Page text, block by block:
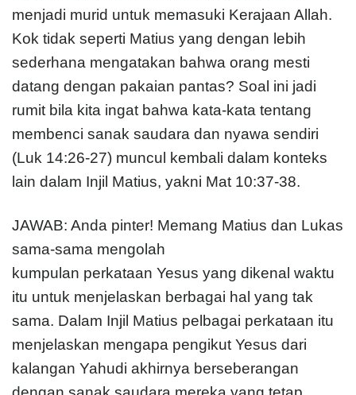
menjadi murid untuk memasuki Kerajaan Allah.
Kok tidak seperti Matius yang dengan lebih
sederhana mengatakan bahwa orang mesti
datang dengan pakaian pantas? Soal ini jadi
rumit bila kita ingat bahwa kata-kata tentang
membenci sanak saudara dan nyawa sendiri
(Luk 14:26-27) muncul kembali dalam konteks
lain dalam Injil Matius, yakni Mat 10:37-38.
JAWAB: Anda pinter! Memang Matius dan Lukas
sama-sama mengolah
kumpulan perkataan Yesus yang dikenal waktu
itu untuk menjelaskan berbagai hal yang tak
sama. Dalam Injil Matius pelbagai perkataan itu
menjelaskan mengapa pengikut Yesus dari
kalangan Yahudi akhirnya berseberangan